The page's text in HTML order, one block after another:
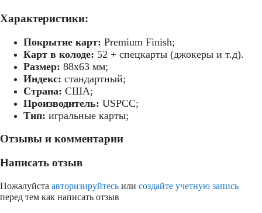
Характеристики:
Покрытие карт: Premium Finish;
Карт в колоде: 52 + спецкарты (джокеры и т.д).
Размер: 88х63 мм;
Индекс: стандартный;
Страна: США;
Производитель: USPCC;
Тип: игральные карты;
Отзывы и комментарии
Написать отзыв
Пожалуйста авторизируйтесь или создайте учетную запись
перед тем как написать отзыв